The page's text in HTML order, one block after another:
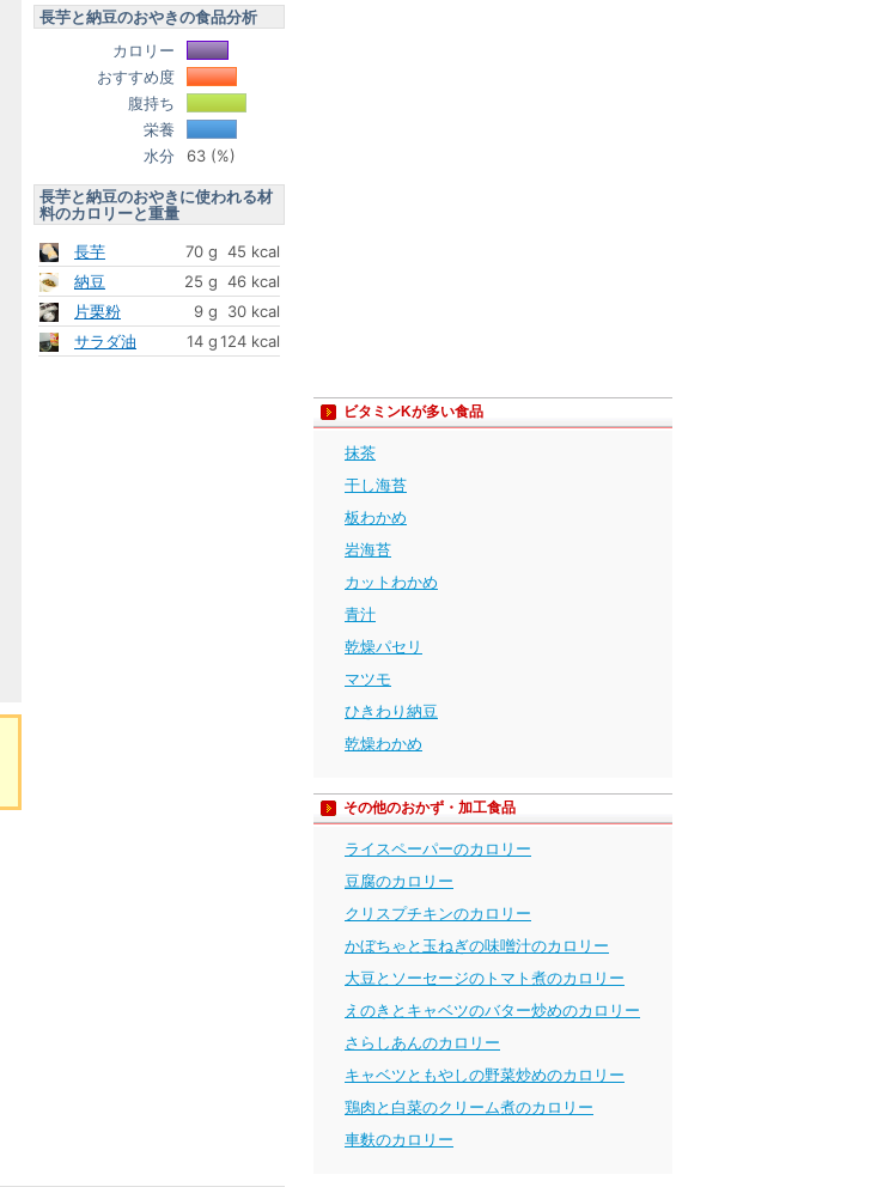
長芋と納豆のおやきの食品分析
カロリー
おすすめ度
腹持ち
栄養
水分
63 (%)
長芋と納豆のおやきに使われる材
料のカロリーと重量
長芋
70 g 45 kcal
納豆
25 g 46 kcal
片栗粉
9 g
30 kcal
サラダ油
14 g124 kcal
ビタミンKが多い食品
抹茶
干し海苔
板わかめ
岩海苔
カットわかめ
青汁
乾燥パセリ
マツモ
ひきわり納豆
乾燥わかめ
その他のおかず・加工食品
ライスペーパーのカロリー
豆腐のカロリー
クリスプチキンのカロリー
かぼちゃと玉ねぎの味噌汁のカロリー
大豆とソーセージのトマト煮のカロリー
えのきとキャベツのバター炒めのカロリー
さらしあんのカロリー
キャベツともやしの野菜炒めのカロリー
鶏肉と白菜のクリーム煮のカロリー
車麩のカロリー